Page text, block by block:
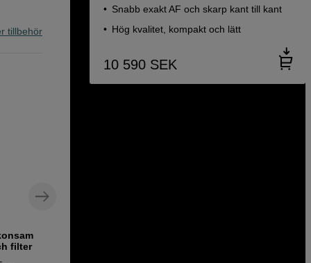
tillbehör
filter
Snabb exakt AF och skarp kant till kant
Hög kvalitet, kompakt och lätt
10 590 SEK